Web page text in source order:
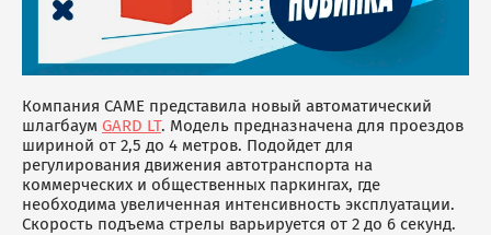
Компания CAME представила новый автоматический
шлагбаум GARD LT. Модель предназначена для проездов
шириной от 2,5 до 4 метров. Подойдет для
регулирования движения автотранспорта на
коммерческих и общественных паркингах, где
необходима увеличенная интенсивность эксплуатации.
Скорость подъема стрелы варьируется от 2 до 6 секунд.